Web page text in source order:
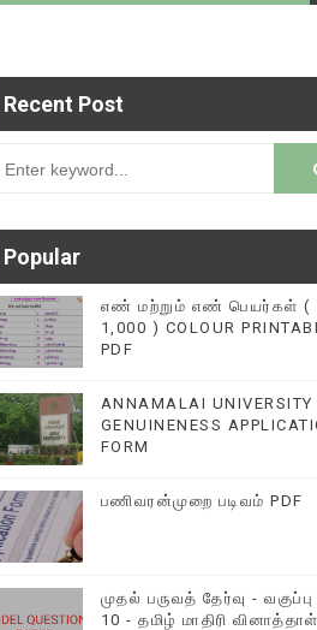
மின்னல் கல்விச்
Recent Post
Popular
எண் மற்றும் எண் பெயர்கள் (
1,000 ) COLOUR
PDF
ANNAMALAI UNIVERSITY
GENUINENESS
FORM
பணிவரன்முறை படிவம் PDF
முதல் பருவத் தேர்வு - வகுப்பு
10 - தமிழ் மாதிரி வினாத்தாள்